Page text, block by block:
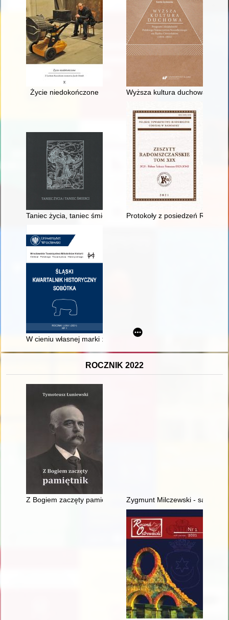
Życie niedokończone Wyższa kultura duchowa" :
Taniec życia, taniec śmierci : w 250. rocznicę śmierci Jana
Protokoły z posiedzeń Rady
W cieniu własnej marki : historia wrocławskiej firmy M.
ROCZNIK 2022
Z Bogiem zaczęty pamiętnik Zygmunt Milczewski -